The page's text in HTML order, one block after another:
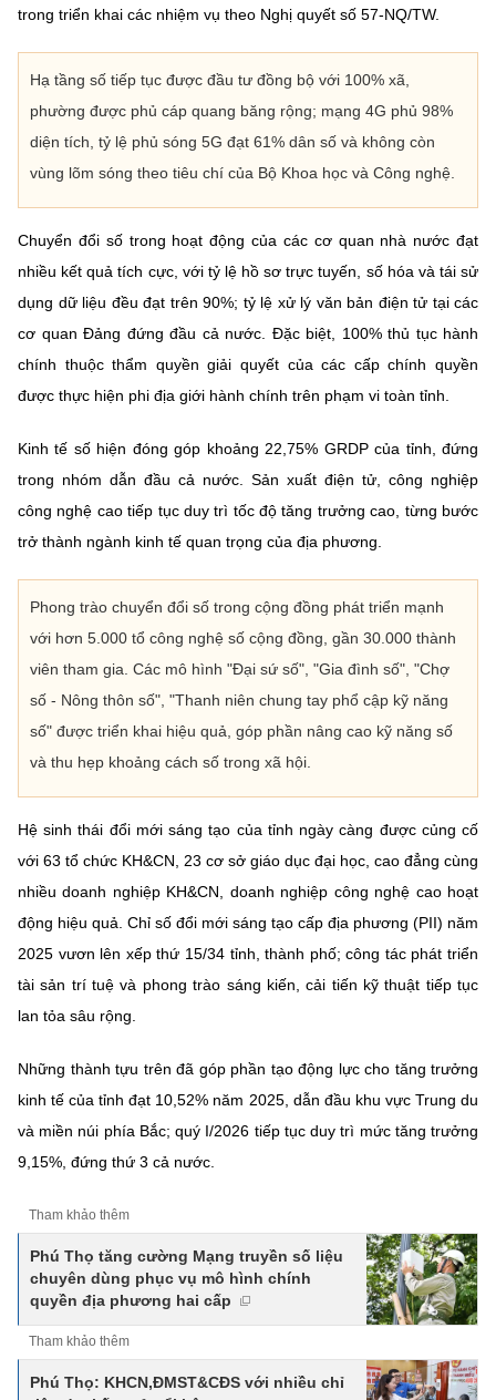
trong triển khai các nhiệm vụ theo Nghị quyết số 57-NQ/TW.
Hạ tầng số tiếp tục được đầu tư đồng bộ với 100% xã,
phường được phủ cáp quang băng rộng; mạng 4G phủ 98%
diện tích, tỷ lệ phủ sóng 5G đạt 61% dân số và không còn
vùng lõm sóng theo tiêu chí của Bộ Khoa học và Công nghệ.
Chuyển đổi số trong hoạt động của các cơ quan nhà nước đạt
nhiều kết quả tích cực, với tỷ lệ hồ sơ trực tuyến, số hóa và tái sử
dụng dữ liệu đều đạt trên 90%; tỷ lệ xử lý văn bản điện tử tại các
cơ quan Đảng đứng đầu cả nước. Đặc biệt, 100% thủ tục hành
chính thuộc thẩm quyền giải quyết của các cấp chính quyền
được thực hiện phi địa giới hành chính trên phạm vi toàn tỉnh.
Kinh tế số hiện đóng góp khoảng 22,75% GRDP của tỉnh, đứng
trong nhóm dẫn đầu cả nước. Sản xuất điện tử, công nghiệp
công nghệ cao tiếp tục duy trì tốc độ tăng trưởng cao, từng bước
trở thành ngành kinh tế quan trọng của địa phương.
Phong trào chuyển đổi số trong cộng đồng phát triển mạnh
với hơn 5.000 tổ công nghệ số cộng đồng, gần 30.000 thành
viên tham gia. Các mô hình "Đại sứ số", "Gia đình số", "Chợ
số - Nông thôn số", "Thanh niên chung tay phổ cập kỹ năng
số" được triển khai hiệu quả, góp phần nâng cao kỹ năng số
và thu hẹp khoảng cách số trong xã hội.
Hệ sinh thái đổi mới sáng tạo của tỉnh ngày càng được củng cố
với 63 tổ chức KH&CN, 23 cơ sở giáo dục đại học, cao đẳng cùng
nhiều doanh nghiệp KH&CN, doanh nghiệp công nghệ cao hoạt
động hiệu quả. Chỉ số đổi mới sáng tạo cấp địa phương (PII) năm
2025 vươn lên xếp thứ 15/34 tỉnh, thành phố; công tác phát triển
tài sản trí tuệ và phong trào sáng kiến, cải tiến kỹ thuật tiếp tục
lan tỏa sâu rộng.
Những thành tựu trên đã góp phần tạo động lực cho tăng trưởng
kinh tế của tỉnh đạt 10,52% năm 2025, dẫn đầu khu vực Trung du
và miền núi phía Bắc; quý I/2026 tiếp tục duy trì mức tăng trưởng
9,15%, đứng thứ 3 cả nước.
Tham khảo thêm
Phú Thọ tăng cường Mạng truyền số liệu
chuyên dùng phục vụ mô hình chính
quyền địa phương hai cấp
Tham khảo thêm
Phú Thọ: KHCN,ĐMST&CĐS với nhiều chỉ